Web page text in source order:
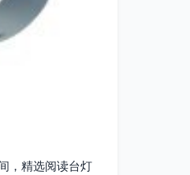
，精选阅读台灯